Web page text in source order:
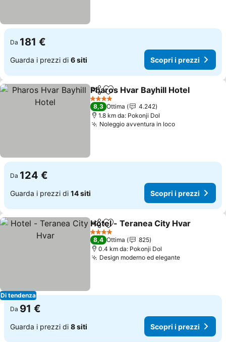
Da 181 €
Guarda i prezzi di 6 siti Scopri i prezzi
CondividiAggiungi ai preferiti
Pharos Hvar Bayhill Hotel
4 Stelle
8,3 Ottima
4.242
1.8 km da: Pokonji Dol
Noleggio avventura in loco
Da 124 €
Guarda i prezzi di 14 siti Scopri i prezzi
Di tendenza
CondividiAggiungi ai preferiti
Hotel - Teranea City Hvar
4 Stelle
8,4 Ottima
825
0.4 km da: Pokonji Dol
Design moderno ed elegante
Da 91 €
Guarda i prezzi di 8 siti Scopri i prezzi